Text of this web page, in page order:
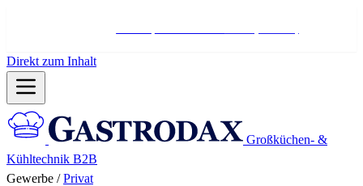
Direkt zum Inhalt
Großküchen- &
Kühltechnik B2B
Gewerbe / Privat